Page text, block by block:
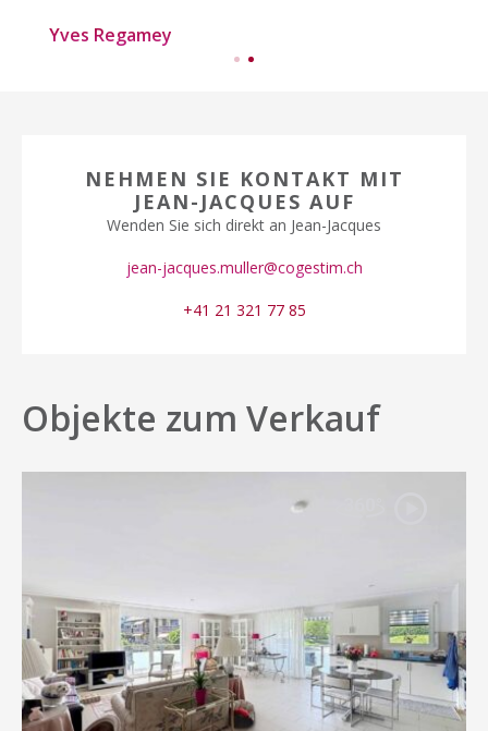
Familie Mamin
NEHMEN SIE KONTAKT MIT
JEAN-JACQUES AUF
Wenden Sie sich direkt an Jean-Jacques
jean-jacques.muller@cogestim.ch
+41 21 321 77 85
Objekte zum Verkauf